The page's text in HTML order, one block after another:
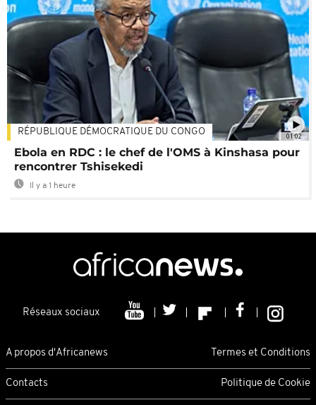
01:02
RÉPUBLIQUE DÉMOCRATIQUE DU CONGO
Ebola en RDC : le chef de l'OMS à Kinshasa pour
rencontrer Tshisekedi
Il y a 1 heure
Réseaux sociaux
A propos d'Africanews Termes et Conditions
Contacts Politique de Cookie